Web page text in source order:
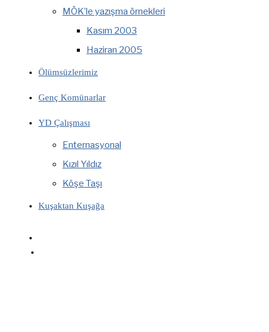
MÖK’le yazışma örnekleri
Kasım 2003
Haziran 2005
Ölümsüzlerimiz
Genç Komünarlar
YD Çalışması
Enternasyonal
Kızıl Yıldız
Köşe Taşı
Kuşaktan Kuşağa